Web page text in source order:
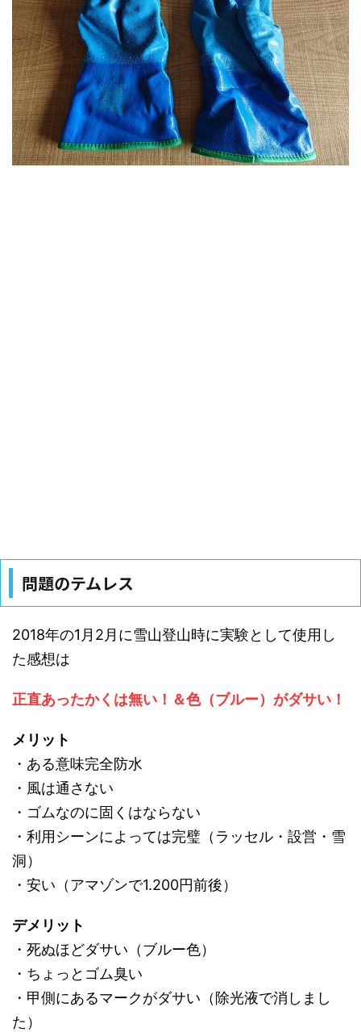
問題のテムレス
2018年の1月2月に雪山登山時に実験として使用し
た感想は
正直あったかくは無い！＆色（ブルー）がダサい！
メリット
・ある意味完全防水
・風は通さない
・ゴムなのに固くはならない
・利用シーンによっては完璧（ラッセル・設営・雪
洞）
・安い（アマゾンで1.200円前後）
デメリット
・死ぬほどダサい（ブルー色）
・ちょっとゴム臭い
・甲側にあるマークがダサい（除光液で消しまし
た）